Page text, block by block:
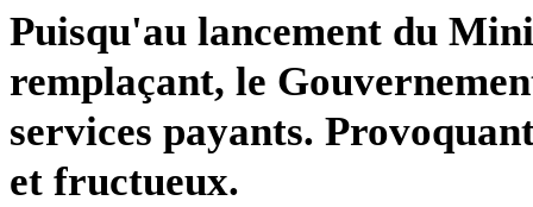
Puisqu'au lancement du
remplaçant, le
services payants.
et fructueux.